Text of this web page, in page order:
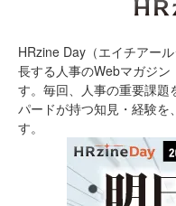
HRzine Day（エイチアー
長する人事のWebマガジ
す。毎回、人事の重要課題
パードが持つ知見・経験を
す。